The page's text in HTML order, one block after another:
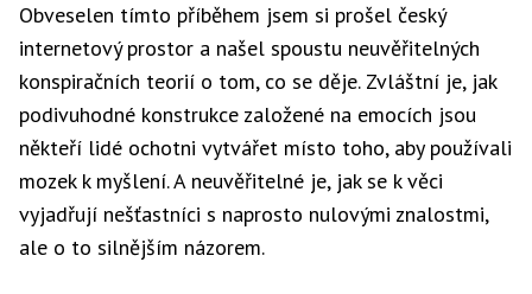
Obveselen tímto příběhem jsem si prošel český
internetový prostor a našel spoustu neuvěřitelných
konspiračních teorií o tom, co se děje. Zvláštní je, jak
podivuhodné konstrukce založené na emocích jsou
někteří lidé ochotni vytvářet místo toho, aby používali
mozek k myšlení. A neuvěřitelné je, jak se k věci
vyjadřují nešťastníci s naprosto nulovými znalostmi,
ale o to silnějším názorem.